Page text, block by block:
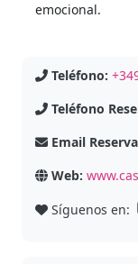
emocional.
Teléfono:
Teléfono
Email
Web:
Síguenos en: